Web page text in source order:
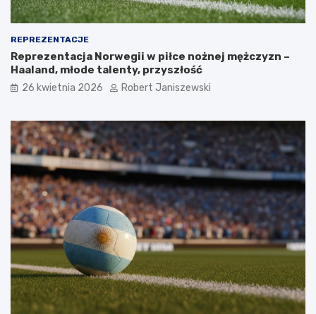
REPREZENTACJE
Reprezentacja Norwegii w piłce nożnej mężczyzn –
Haaland, młode talenty, przyszłość
26 kwietnia 2026 Robert Janiszewski